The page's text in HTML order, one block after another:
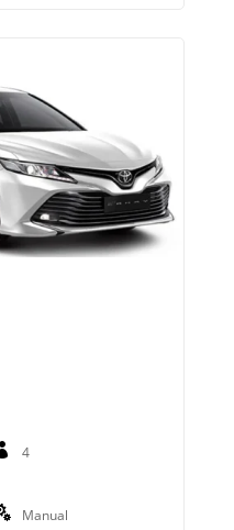
4
Manual